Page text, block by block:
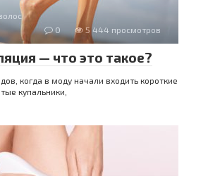
0
5 444 просмотров
— что это такое?
когда в моду начали входить короткие
купальники,